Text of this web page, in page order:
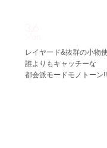
3.6
レイヤード&抜群の小物
誰よりもキャッチーな
都会派モードモノトーン!!